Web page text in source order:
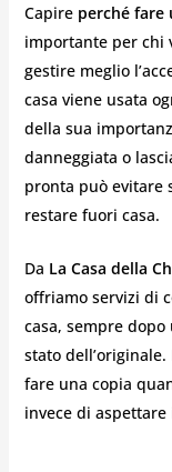
Capire perché fare
importante per chi
gestire meglio
casa viene usata
della sua
danneggiata o
pronta può evitare
restare fuori casa.
Da La Casa della
offriamo servizi di
casa, sempre
stato
fare una copia
invece di aspettare